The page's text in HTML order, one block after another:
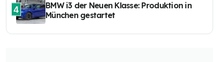
4
BMW i3 der Neuen Klasse: Produktion in
München gestartet